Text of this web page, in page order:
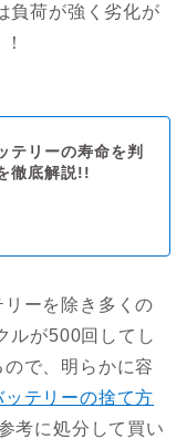
負荷が強く劣化が
テリーの寿命を判
徹底解説!!
ーを除き多くの
ルが500回してし
で、明らかに容
ッテリーの捨て方
考に処分して買い